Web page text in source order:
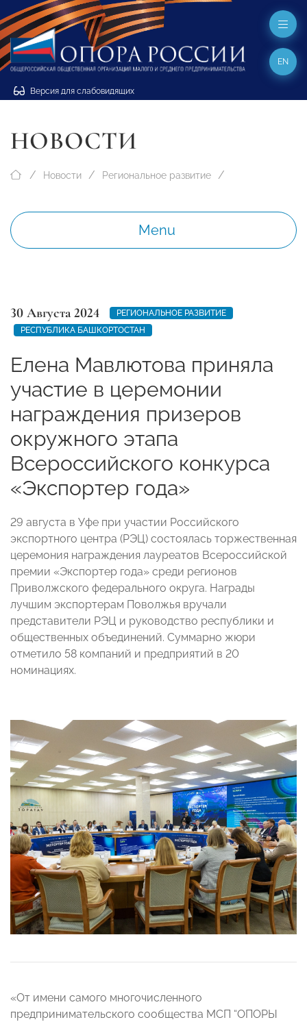
Версия для слабовидящих
EN
НОВОСТИ
Новости Региональное развитие
Menu
30 Августа 2024
РЕГИОНАЛЬНОЕ РАЗВИТИЕ
РЕСПУБЛИКА БАШКОРТОСТАН
Елена Мавлютова приняла
участие в церемонии
награждения призеров
окружного этапа
Всероссийского конкурса
«Экспортер года»
29 августа в Уфе при участии Российского
экспортного центра (РЭЦ) состоялась торжественная
церемония награждения лауреатов Всероссийской
премии «Экспортер года» среди регионов
Приволжского федерального округа. Награды
лучшим экспортерам Поволжья вручали
представители РЭЦ и руководство республики и
общественных объединений. Суммарно жюри
отметило 58 компаний и предприятий в 20
номинациях.
«От имени самого многочисленного
предпринимательского сообщества МСП “ОПОРЫ